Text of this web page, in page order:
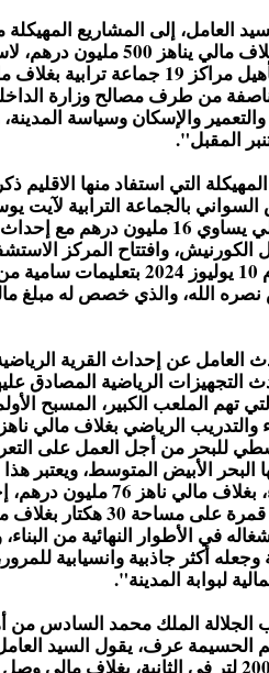
العامل، إلى المشاريع
الشريف الإدريسي بغلاف مالي
من طرف مصالح وزارة
والإسكان وسياسة
المقبل".
التي استفاد منها الاقليم
بالجماعة الترابية
طول 2 كلم بغلاف مالي يساوي 16
وافتتاح المركز
"محمد السادس" يوم 10 يوليوز 2024
التجهيزات الرياضية المصادق
تهم الملعب الكبير، المسبح
للبحر من أجل العمل على
البحر الأبيض المتوسط، ويعتبر
إفريقيا حسب الخبراء، بغلاف
في الأطوار النهائية من
أكثر جاذبية وانسيابية
لبوابة المدينة".
الجلالة الملك محمد السادس
الحسيمة عرف، يقول السيد